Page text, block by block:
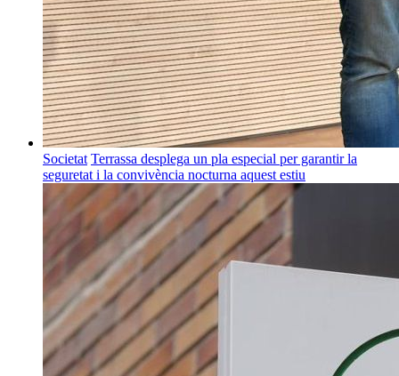
Societat Terrassa desplega un pla especial per garantir la
seguretat i la convivència nocturna aquest estiu